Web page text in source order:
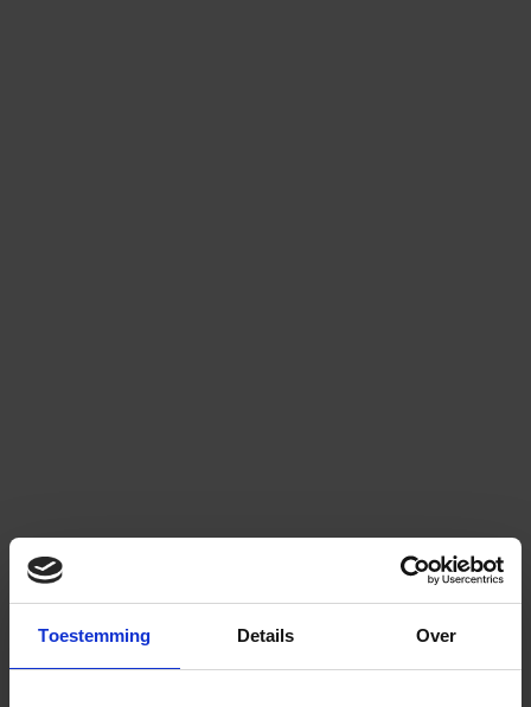
Toestemming Details Over